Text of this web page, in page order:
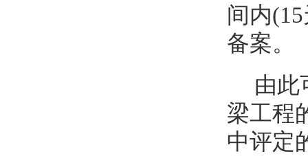
间内
备案。
由此
梁工程
中评定